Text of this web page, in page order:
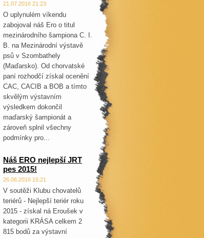
21.07.2016 21:23
O uplynulém víkendu
zabojoval náš Ero o titul
mezinárodního šampiona C. I.
B. na Mezinárodní výstavě
psů v Szombathely
(Maďarsko). Od chorvatské
paní rozhodčí získal ocenění
CAC, CACIB a BOB a tímto
skvělým výstavním
výsledkem dokončil
maďarský šampionát a
zároveň splnil všechny
podmínky pro...
Náš ERO nejlepší JRT
pes 2015!
26.06.2016 15:21
V soutěži Klubu chovatelů
teriérů - Nejlepší teriér roku
2015 - získal ná Eroušek v
kategorii KRÁSA celkem 2
815 bodů za výstavní